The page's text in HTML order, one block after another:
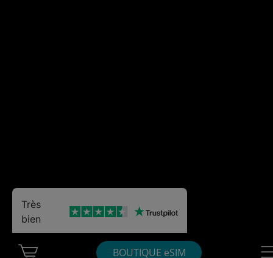
BOUTIQUE eSIM
Très
bien